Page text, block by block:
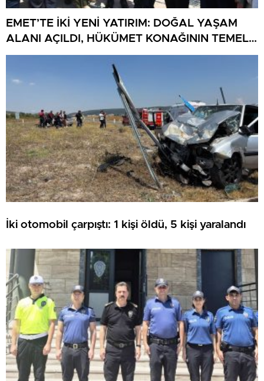
EMET’TE İKİ YENİ YATIRIM: DOĞAL YAŞAM
ALANI AÇILDI, HÜKÜMET KONAĞININ TEMELİ
ATILDI
İki otomobil çarpıştı: 1 kişi öldü, 5 kişi yaralandı